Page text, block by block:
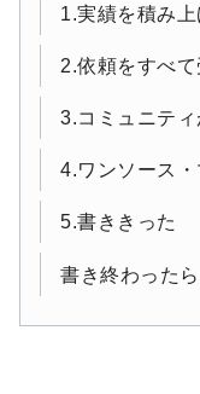
1.実績を積み
2.依頼をすべて
3.コミュニティ
4.ワンソース
5.書ききった
書き終わった